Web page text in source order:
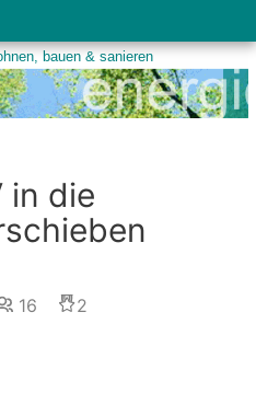
in die
16
2